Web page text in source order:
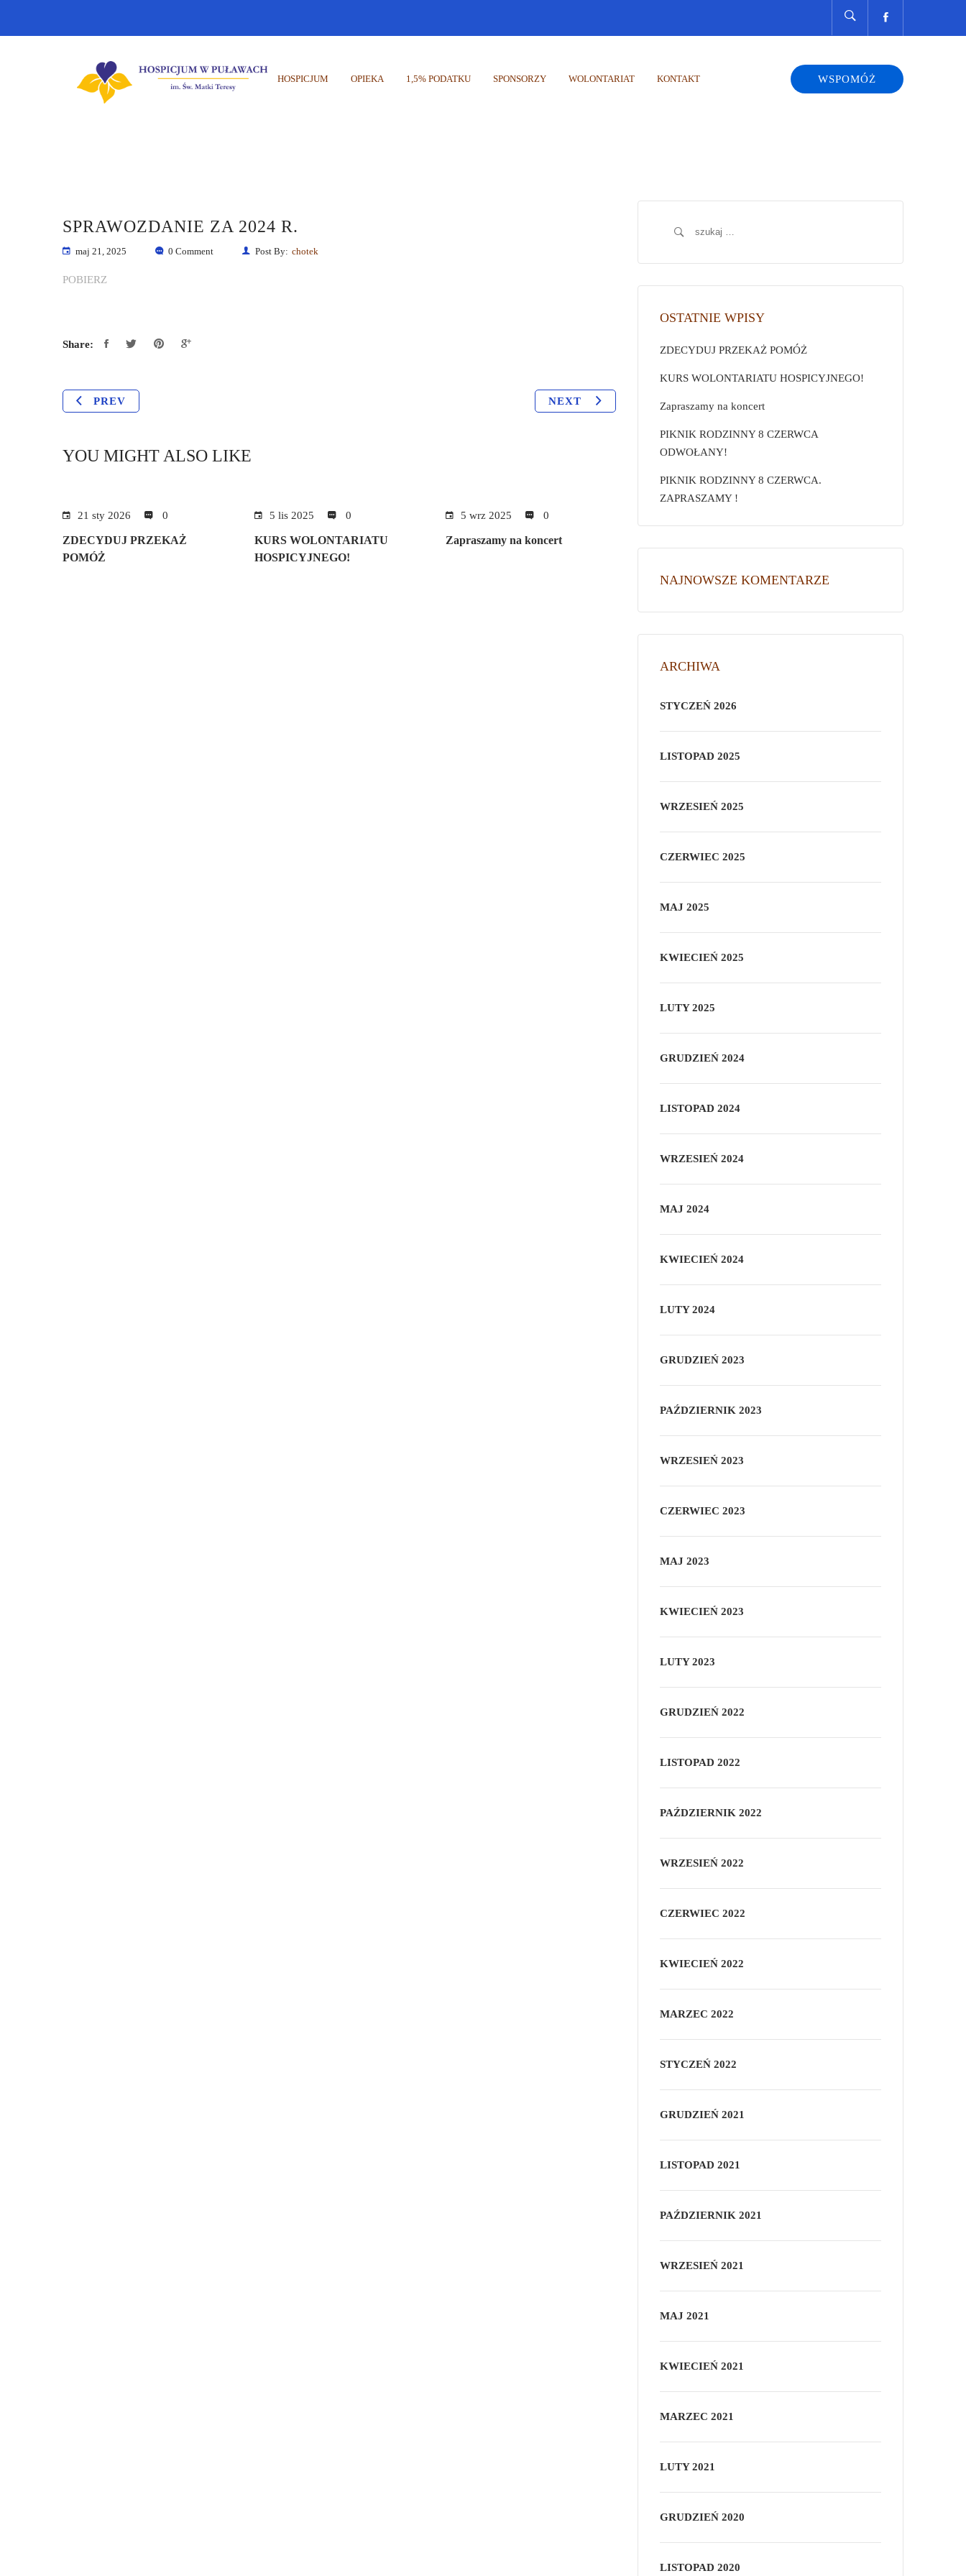
HOSPICJUM OPIEKA 1,5% PODATKU SPONSORZY WOLONTARIAT KONTAKT WSPOMÓŻ
SPRAWOZDANIE ZA 2024 R.
maj 21, 2025 0 Comment Post By: chotek
POBIERZ
Share:
PREV NEXT
YOU MIGHT ALSO LIKE
21 sty 2026 0
ZDECYDUJ PRZEKAŻ
POMÓŻ
5 lis 2025 0
KURS WOLONTARIATU
HOSPICYJNEGO!
5 wrz 2025 0
Zapraszamy na koncert
OSTATNIE WPISY
ZDECYDUJ PRZEKAŻ POMÓŻ
KURS WOLONTARIATU HOSPICYJNEGO!
Zapraszamy na koncert
PIKNIK RODZINNY 8 CZERWCA
ODWOŁANY!
PIKNIK RODZINNY 8 CZERWCA.
ZAPRASZAMY !
NAJNOWSZE KOMENTARZE
ARCHIWA
STYCZEŃ 2026
LISTOPAD 2025
WRZESIEŃ 2025
CZERWIEC 2025
MAJ 2025
KWIECIEŃ 2025
LUTY 2025
GRUDZIEŃ 2024
LISTOPAD 2024
WRZESIEŃ 2024
MAJ 2024
KWIECIEŃ 2024
LUTY 2024
GRUDZIEŃ 2023
PAŹDZIERNIK 2023
WRZESIEŃ 2023
CZERWIEC 2023
MAJ 2023
KWIECIEŃ 2023
LUTY 2023
GRUDZIEŃ 2022
LISTOPAD 2022
PAŹDZIERNIK 2022
WRZESIEŃ 2022
CZERWIEC 2022
KWIECIEŃ 2022
MARZEC 2022
STYCZEŃ 2022
GRUDZIEŃ 2021
LISTOPAD 2021
PAŹDZIERNIK 2021
WRZESIEŃ 2021
MAJ 2021
KWIECIEŃ 2021
MARZEC 2021
LUTY 2021
GRUDZIEŃ 2020
LISTOPAD 2020